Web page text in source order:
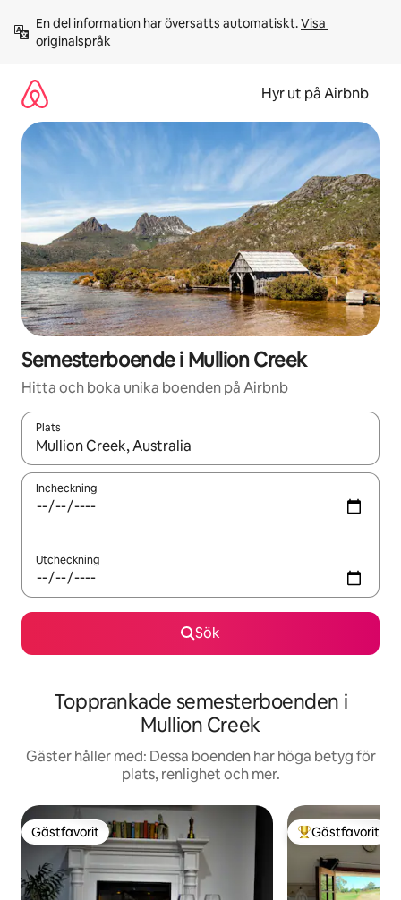
innehåll
En del information har översatts automatiskt. Visa
originalspråk
Hyr ut på Airbnb
Semesterboende i Mullion Creek
Hitta och boka unika boenden på Airbnb
Plats
När resultaten är tillgängliga kan du navigera med upp- och
Incheckning
Utcheckning
Sök
Topprankade semesterboenden i
Mullion Creek
Gäster håller med: Dessa boenden har höga betyg för
plats, renlighet och mer.
Gästfavorit
Gästfavorit Populär
Gästfavorit